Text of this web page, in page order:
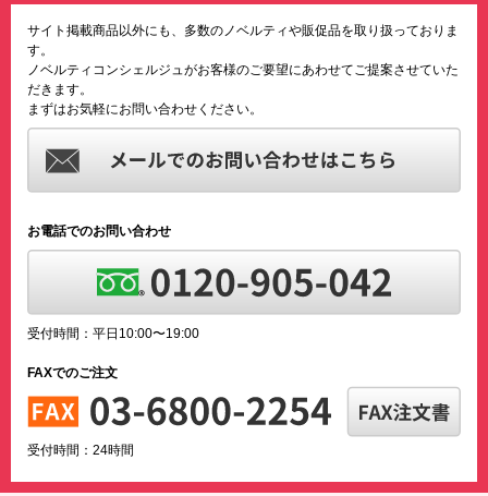
サイト掲載商品以外にも、多数のノベルティや販促品を取り扱っておりま
す。
ノベルティコンシェルジュがお客様のご要望にあわせてご提案させていた
だきます。
まずはお気軽にお問い合わせください。
お電話でのお問い合わせ
受付時間：平日10:00〜19:00
FAXでのご注文
受付時間：24時間